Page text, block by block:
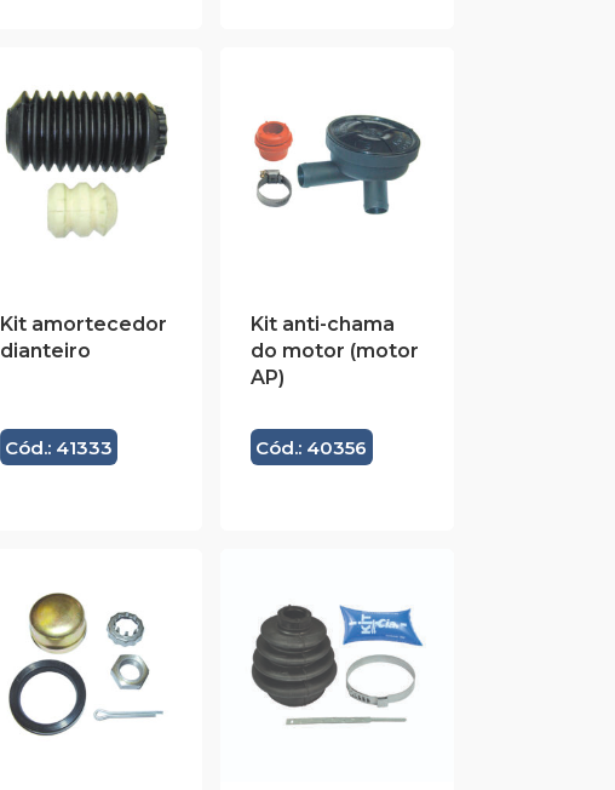
Kit amortecedor
dianteiro
Cód.: 41333
Kit anti-chama
do motor (motor
AP)
Cód.: 40356